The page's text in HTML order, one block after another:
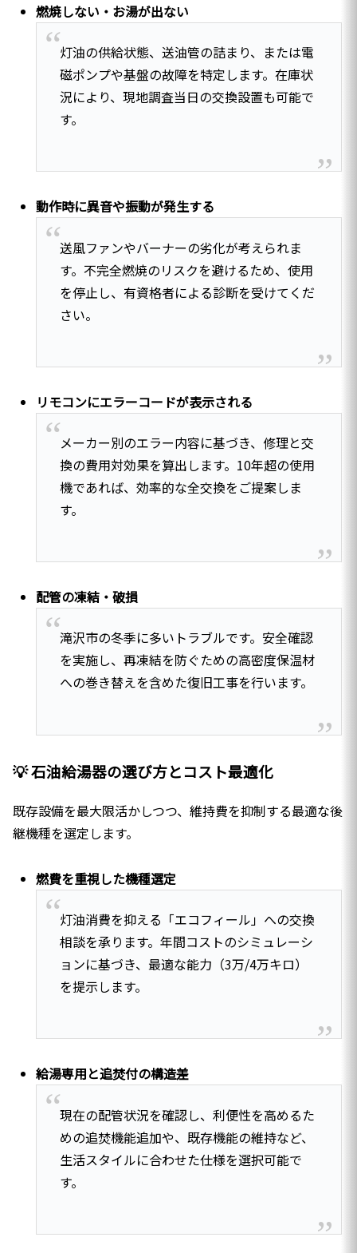
燃焼しない・お湯が出ない
灯油の供給状態、送油管の詰まり、または電
磁ポンプや基盤の故障を特定します。在庫状
況により、現地調査当日の交換設置も可能で
す。
動作時に異音や振動が発生する
送風ファンやバーナーの劣化が考えられま
す。不完全燃焼のリスクを避けるため、使用
を停止し、有資格者による診断を受けてくだ
さい。
リモコンにエラーコードが表示される
メーカー別のエラー内容に基づき、修理と交
換の費用対効果を算出します。10年超の使用
機であれば、効率的な全交換をご提案しま
す。
配管の凍結・破損
滝沢市の冬季に多いトラブルです。安全確認
を実施し、再凍結を防ぐための高密度保温材
への巻き替えを含めた復旧工事を行います。
💡 石油給湯器の選び方とコスト最適化
既存設備を最大限活かしつつ、維持費を抑制する最適な後
継機種を選定します。
燃費を重視した機種選定
灯油消費を抑える「エコフィール」への交換
相談を承ります。年間コストのシミュレーシ
ョンに基づき、最適な能力（3万/4万キロ）
を提示します。
給湯専用と追焚付の構造差
現在の配管状況を確認し、利便性を高めるた
めの追焚機能追加や、既存機能の維持など、
生活スタイルに合わせた仕様を選択可能で
す。